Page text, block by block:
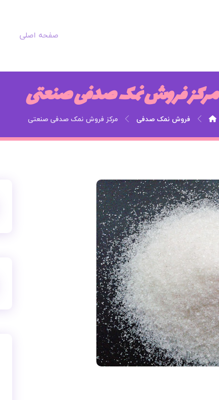
صفحه اصلی
مرکز فروش نمک صدفی صنعتی
فروش نمک صدفی مرکز فروش نمک صدفی صنعتی